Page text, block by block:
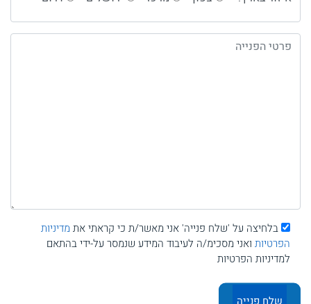
בלחיצה על 'שלח פנייה' אני מאשר/ת כי קראתי את מדיניות
הפרטיות ואני מסכימ/ה לעיבוד המידע שנמסר על-ידי בהתאם
למדיניות הפרטיות